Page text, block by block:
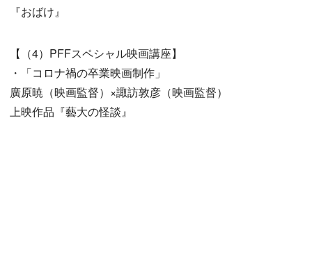
『おばけ』
【（4）PFFスペシャル映画講座】
・「コロナ禍の卒業映画制作」
廣原暁（映画監督）×諏訪敦彦（映画監督）
上映作品『藝大の怪談』